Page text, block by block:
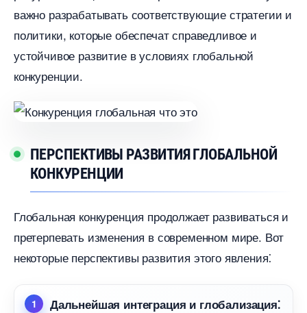
ажно разрабатывать соответствующие стратегии и
политики, которые обеспечат справедливое и
устойчивое развитие в условиях глобальной
конкуренции.​
ПЕРСПЕКТИВЫ РАЗВИТИЯ ГЛОБАЛЬНОЙ
КОНКУРЕНЦИИ
Глобальная конкуренция продолжает развиваться и
претерпевать изменения в современном мире. Вот
некоторые перспективы развития этого явления⁚
Дальнейшая интеграция и глобализация⁚